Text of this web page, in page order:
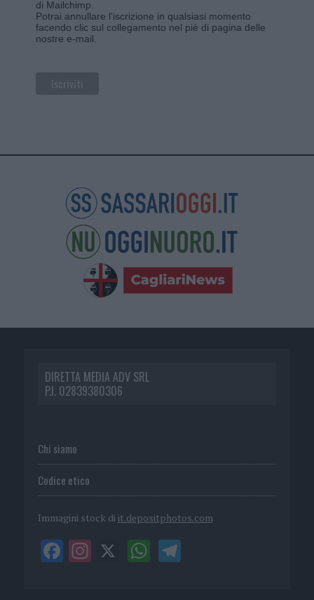
di Mailchimp
Potrai annullare l'iscrizione in qualsiasi momento
facendo clic sul collegamento nel piè di pagina delle
nostre e-mail.
DIRETTA MEDIA ADV SRL
P.I. 02839380306
Chi siamo
Codice etico
Immagini stock di it.depositphotos.com